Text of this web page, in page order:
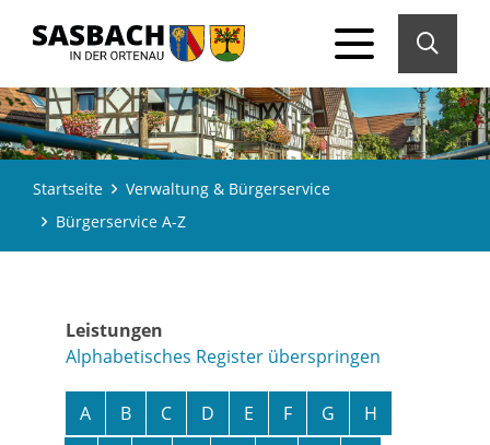
Startseite
Verwaltung & Bürgerservice
Bürgerservice A-Z
Leistungen
Alphabetisches Register überspringen
A B C D E F G
H